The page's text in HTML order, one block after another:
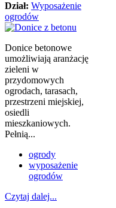
Dział: Wyposażenie
ogrodów
Donice betonowe
umożliwiają aranżację
zieleni w
przydomowych
ogrodach, tarasach,
przestrzeni miejskiej,
osiedli
mieszkaniowych.
Pełnią...
ogrody
wyposażenie
ogrodów
Czytaj dalej...